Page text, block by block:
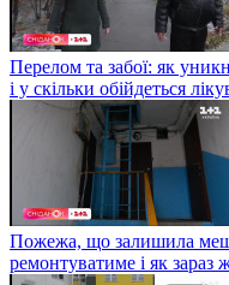
Перелом та забої: як
і у скільки обійдеться
Пожежа, що залишила
ремонтуватиме і як зараз